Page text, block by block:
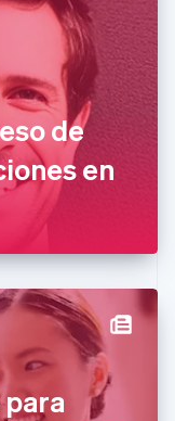
de
en